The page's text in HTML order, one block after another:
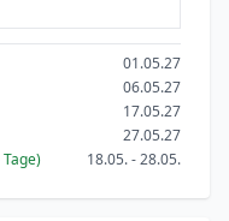
01.05.27
06.05.27
17.05.27
27.05.27
Tage) 18.05. - 28.05.